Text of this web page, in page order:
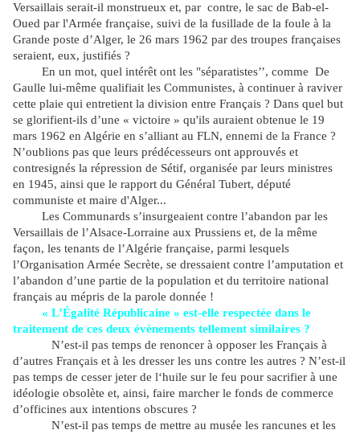
Versaillais serait-il monstrueux et, par contre, le sac de Bab-el-
Oued par l'Armée française, suivi de la fusillade de la foule à la
Grande poste d’Alger, le 26 mars 1962 par des troupes françaises
seraient, eux, justifiés ?
En un mot, quel intérêt ont les "séparatistes’’, comme De
Gaulle lui-même qualifiait les Communistes, à continuer à raviver
cette plaie qui entretient la division entre Français ? Dans quel but
se glorifient-ils d’une « victoire » qu'ils auraient obtenue le 19
mars 1962 en Algérie en s’alliant au FLN, ennemi de la France ?
N’oublions pas que leurs prédécesseurs ont approuvés et
contresignés la répression de Sétif, organisée par leurs ministres
en 1945, ainsi que le rapport du Général Tubert, député
communiste et maire d'Alger...
Les Communards s’insurgeaient contre l’abandon par les
Versaillais de l’Alsace-Lorraine aux Prussiens et, de la même
façon, les tenants de l’Algérie française, parmi lesquels
l’Organisation Armée Secrète, se dressaient contre l’amputation et
l’abandon d’une partie de la population et du territoire national
français au mépris de la parole donnée !
« L’Égalité Républicaine » est-elle respectée dans le
traitement de ces deux évènements tellement similaires ?
N’est-il pas temps de renoncer à opposer les Français à
d’autres Français et à les dresser les uns contre les autres ? N’est-il
pas temps de cesser jeter de l‘huile sur le feu pour sacrifier à une
idéologie obsolète et, ainsi, faire marcher le fonds de commerce
d’officines aux intentions obscures ?
N’est-il pas temps de mettre au musée les rancunes et les